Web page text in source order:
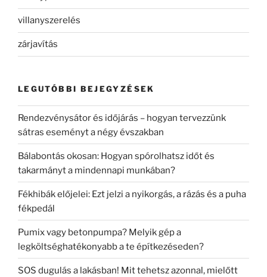
villanyszerelés
zárjavítás
LEGUTÓBBI BEJEGYZÉSEK
Rendezvénysátor és időjárás – hogyan tervezzünk
sátras eseményt a négy évszakban
Bálabontás okosan: Hogyan spórolhatsz időt és
takarmányt a mindennapi munkában?
Fékhibák előjelei: Ezt jelzi a nyikorgás, a rázás és a puha
fékpedál
Pumix vagy betonpumpa? Melyik gép a
legköltséghatékonyabb a te építkezéseden?
SOS dugulás a lakásban! Mit tehetsz azonnal, mielőtt